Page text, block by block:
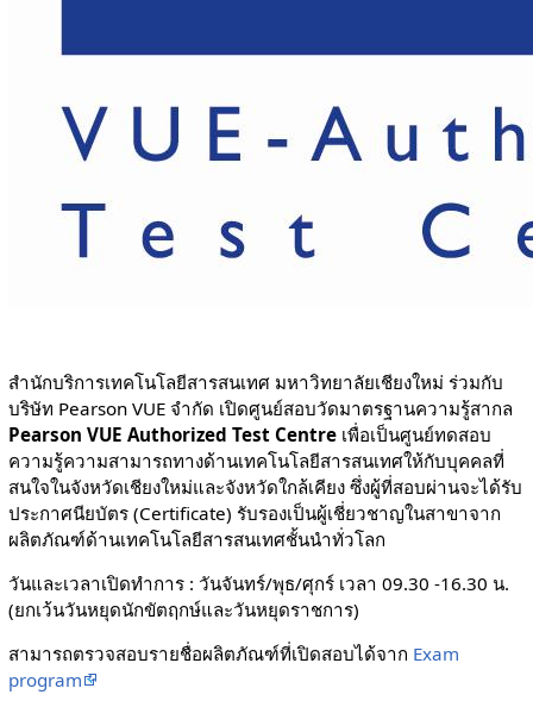
สำนักบริการเทคโนโลยีสารสนเทศ มหาวิทยาลัยเชียงใหม่ ร่วมกับ
บริษัท Pearson VUE จำกัด เปิดศูนย์สอบวัดมาตรฐานความรู้สากล
Pearson VUE Authorized Test Centreเพื่อเป็นศูนย์ทดสอบ
ความรู้ความสามารถทางด้านเทคโนโลยีสารสนเทศให้กับบุคคลที่
สนใจในจังหวัดเชียงใหม่และจังหวัดใกล้เคียง ซึ่งผู้ที่สอบผ่านจะได้รับ
ประกาศนียบัตร (Certificate) รับรองเป็นผู้เชี่ยวชาญในสาขาจาก
ผลิตภัณฑ์ด้านเทคโนโลยีสารสนเทศชั้นนำทั่วโลก
วันและเวลาเปิดทำการ : วันจันทร์/พุธ/ศุกร์ เวลา 09.30 -16.30 น.
(ยกเว้นวันหยุดนักขัตฤกษ์และวันหยุดราชการ)
สามารถตรวจสอบรายชื่อผลิตภัณฑ์ที่เปิดสอบได้จาก Exam
program